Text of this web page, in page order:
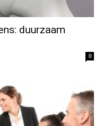
duurzaam
0